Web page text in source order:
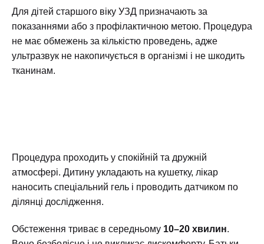
Для дітей старшого віку УЗД призначають за
показаннями або з профілактичною метою. Процедура
не має обмежень за кількістю проведень, адже
ультразвук не накопичується в організмі і не шкодить
тканинам.
Процедура проходить у спокійній та дружній
атмосфері. Дитину укладають на кушетку, лікар
наносить спеціальний гель і проводить датчиком по
ділянці дослідження.
Обстеження триває в середньому 10–20 хвилин.